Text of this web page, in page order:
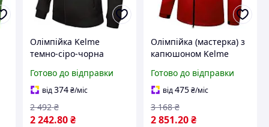
Олімпійка Kelme
темно-сіро-чорна
Готово до відправки
від374 ₴/міс
2 242.80 ₴
2 492 ₴
Олімпійка (мастерка) з
капюшоном Kelme
3881336.9600
Готово до відправки
від475₴/міс
2 851.20₴
3 168 ₴